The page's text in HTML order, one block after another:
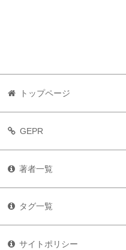
トップページ
GEPR
著者一覧
タグ一覧
サイトポリシー